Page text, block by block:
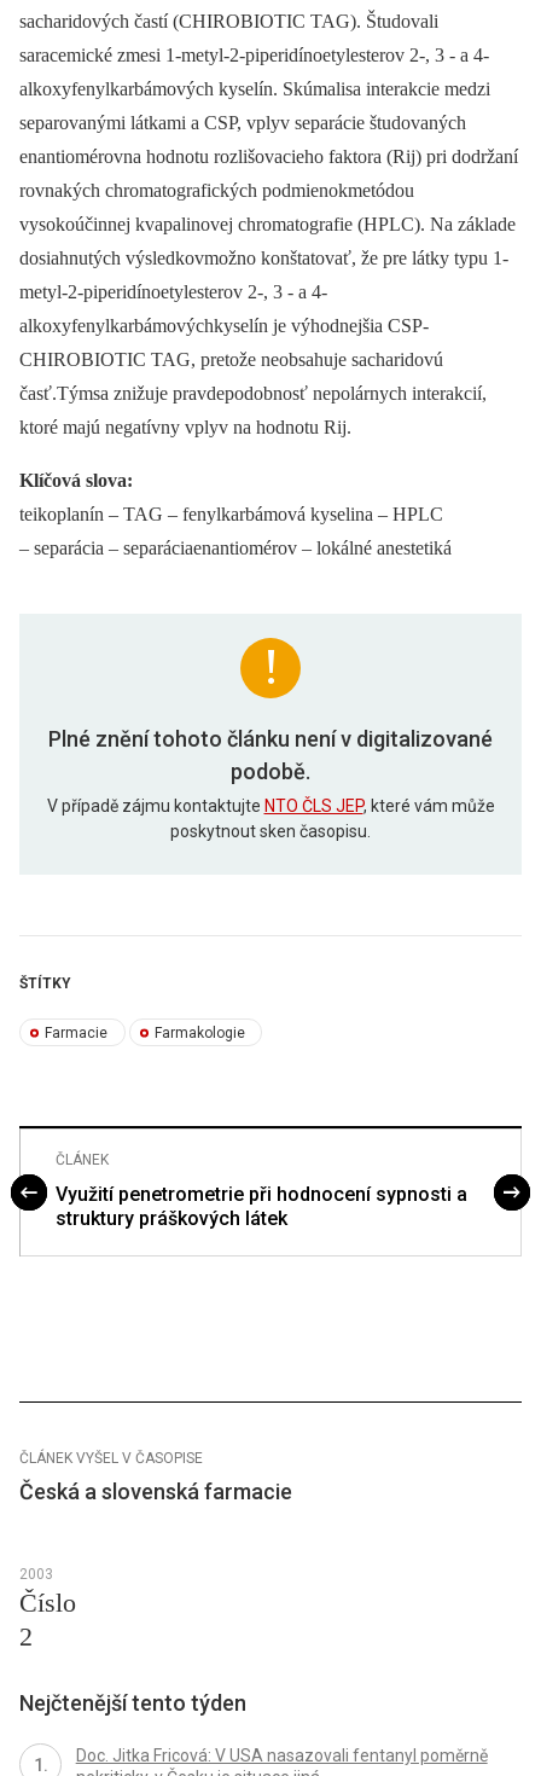
sacharidových častí (CHIROBIOTIC TAG). Študovali
saracemické zmesi 1-metyl-2-piperidínoetylesterov 2-, 3 -⁠ a 4-
alkoxyfenylkarbámových kyselín. Skúmalisa interakcie medzi
separovanými látkami a CSP, vplyv separácie študovaných
enantiomérovna hodnotu rozlišovacieho faktora (Rij) pri dodržaní
rovnakých chromatografických podmienokmetódou
vysokoúčinnej kvapalinovej chromatografie (HPLC). Na základe
dosiahnutých výsledkovmožno konštatovať, že pre látky typu 1-
metyl-2-piperidínoetylesterov 2-, 3 -⁠ a 4-
alkoxyfenylkarbámovýchkyselín je výhodnejšia CSP-
CHIROBIOTIC TAG, pretože neobsahuje sacharidovú
časť.Týmsa znižuje pravdepodobnosť nepolárnych interakcií,
ktoré majú negatívny vplyv na hodnotu Rij.
Klíčová slova:
teikoplanín –⁠ TAG –⁠ fenylkarbámová kyselina –⁠ HPLC
–⁠ separácia –⁠ separáciaenantiomérov –⁠ lokálné anestetiká
Plné znění tohoto článku není v digitalizované
podobě.
V případě zájmu kontaktujte NTO ČLS JEP, které vám může
poskytnout sken časopisu.
ŠTÍTKY
Farmacie Farmakologie
ČLÁNEK
Využití penetrometrie při hodnocení sypnosti a
struktury práškových látek
ČLÁNEK VYŠEL V ČASOPISE
Česká a slovenská farmacie
2003
Číslo
2
Nejčtenější tento týden
Doc. Jitka Fricová: V USA nasazovali fentanyl poměrně